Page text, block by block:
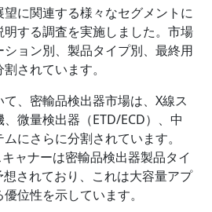
に関連する様々なセグメントに
する調査を実施しました。市場
ョン別、製品タイプ別、最終用
されています。
、密輸品検出器市場は、X線ス
微量検出器（ETD/ECD）、中
にさらに分割されています。
ャナーは密輸品検出器製品タイ
されており、これは大容量アプ
位性を示しています。